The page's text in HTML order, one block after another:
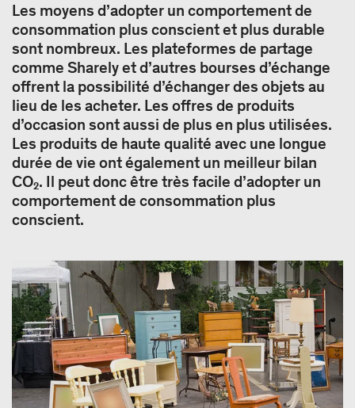
Les moyens d’adopter un comportement de
consommation plus conscient et plus durable
sont nombreux. Les plateformes de partage
comme Sharely et d’autres bourses d’échange
offrent la possibilité d’échanger des objets au
lieu de les acheter. Les offres de produits
d’occasion sont aussi de plus en plus utilisées.
Les produits de haute qualité avec une longue
durée de vie ont également un meilleur bilan
CO₂. Il peut donc être très facile d’adopter un
comportement de consommation plus
conscient.